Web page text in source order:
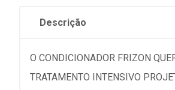
Descrição
O CONDICIONADOR FRIZON
TRATAMENTO INTENSIVO